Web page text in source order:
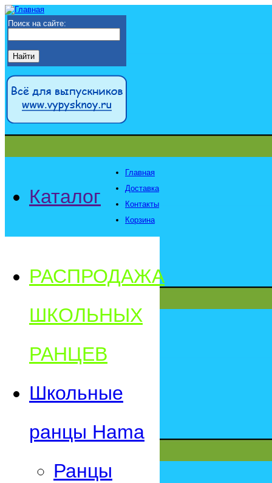
Поиск на сайте:
Каталог
Главная
Доставка
Контакты
Корзина
РАСПРОДАЖА
ШКОЛЬНЫХ
РАНЦЕВ
Школьные
ранцы Hama
Ранцы